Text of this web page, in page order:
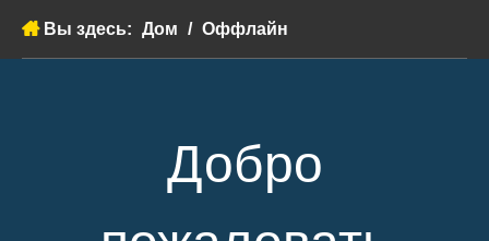
Вы здесь: Дом / Оффлайн
Добро